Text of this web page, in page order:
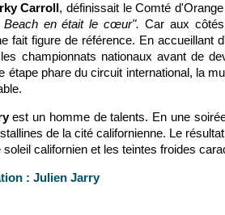
Carroll, définissait le Comté
Beach en était le cœur". Car aux
fait figure de référence. En accueillant
championnats nationaux avant de
étape phare du circuit international, la
est un homme de talents. En une
de la cité californienne. Le
californien et les teintes froides
: Julien Jarry